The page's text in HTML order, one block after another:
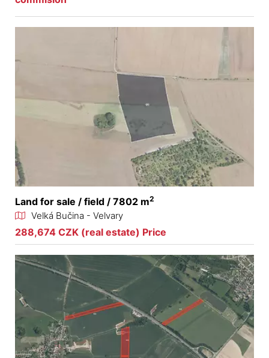
Land for sale / field / 7802 m2
Velká Bučina - Velvary
288,674 CZK (real estate) Price